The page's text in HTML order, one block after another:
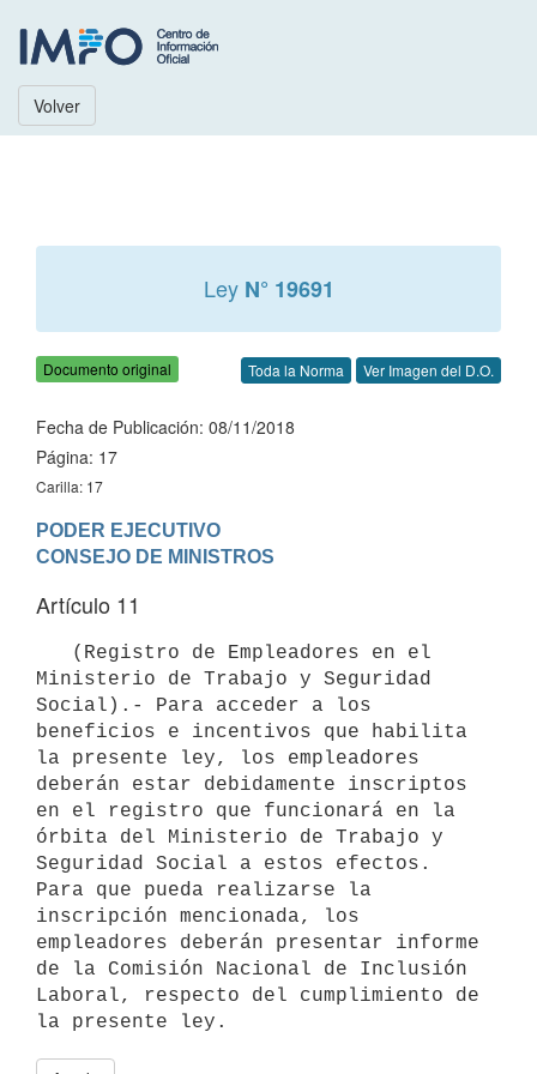
Volver
Ley N° 19691
Documento original Toda la Norma Ver Imagen del D.O.
Fecha de Publicación: 08/11/2018
Página: 17
Carilla: 17
PODER EJECUTIVO
Artículo 11
Ministerio de Trabajo y Seguridad
Social).- Para acceder a los
beneficios e incentivos que habilita
la presente ley, los empleadores
deberán estar debidamente inscriptos
en el registro que funcionará en la
órbita del Ministerio de Trabajo y
Seguridad Social a estos efectos.
Para que pueda realizarse la
inscripción mencionada, los
empleadores deberán presentar informe
de la Comisión Nacional de Inclusión
Laboral, respecto del cumplimiento de